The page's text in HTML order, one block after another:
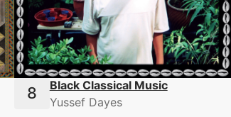
Black Classical Music
Yussef Dayes